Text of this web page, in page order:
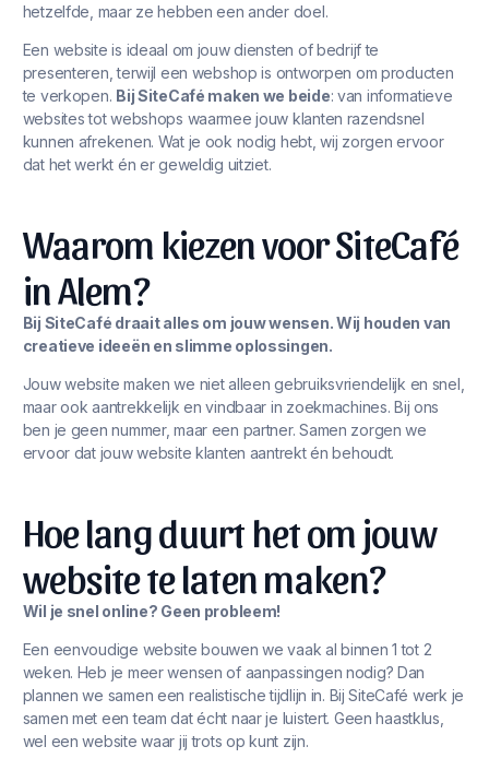
hetzelfde, maar ze hebben een ander doel.
Een website is ideaal om jouw diensten of bedrijf te
presenteren, terwijl een webshop is ontworpen om producten
te verkopen. Bij SiteCafé maken we beide: van informatieve
websites tot webshops waarmee jouw klanten razendsnel
kunnen afrekenen. Wat je ook nodig hebt, wij zorgen ervoor
dat het werkt én er geweldig uitziet.
Waarom kiezen voor SiteCafé
in Alem?
Bij SiteCafé draait alles om jouw wensen. Wij houden van
creatieve ideeën en slimme oplossingen.
Jouw website maken we niet alleen gebruiksvriendelijk en snel,
maar ook aantrekkelijk en vindbaar in zoekmachines. Bij ons
ben je geen nummer, maar een partner. Samen zorgen we
ervoor dat jouw website klanten aantrekt én behoudt.
Hoe lang duurt het om jouw
website te laten maken?
Wil je snel online? Geen probleem!
Een eenvoudige website bouwen we vaak al binnen 1 tot 2
weken. Heb je meer wensen of aanpassingen nodig? Dan
plannen we samen een realistische tijdlijn in. Bij SiteCafé werk je
samen met een team dat écht naar je luistert. Geen haastklus,
wel een website waar jij trots op kunt zijn.